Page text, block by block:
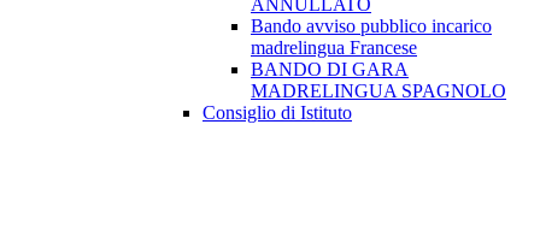
ANNULLATO
Bando avviso pubblico incarico
madrelingua Francese
BANDO DI GARA
MADRELINGUA SPAGNOLO
Consiglio di Istituto